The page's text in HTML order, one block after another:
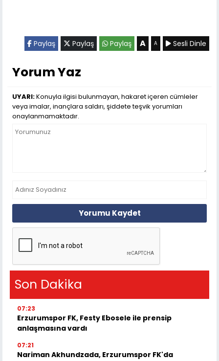
Paylaş Paylaş Paylaş A A Sesli Dinle
Yorum Yaz
UYARI:Konuyla ilgisi bulunmayan, hakaret içeren cümleler
veya imalar, inançlara saldırı, şiddete teşvik yorumları
onaylanmamaktadır.
Yorumu Kaydet
Son Dakika
07:23
Erzurumspor FK, Festy Ebosele ile prensip
anlaşmasına vardı
07:21
Nariman Akhundzada, Erzurumspor FK'da